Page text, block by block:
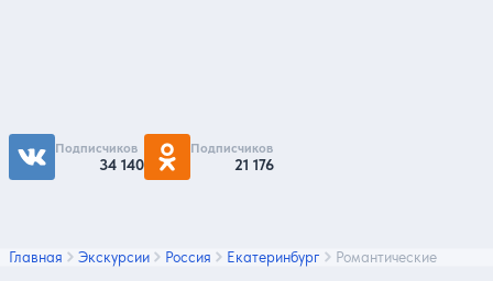
Подписчиков
34 140
Подписчиков
21 176
Главная Экскурсии Россия Екатеринбург Романтические